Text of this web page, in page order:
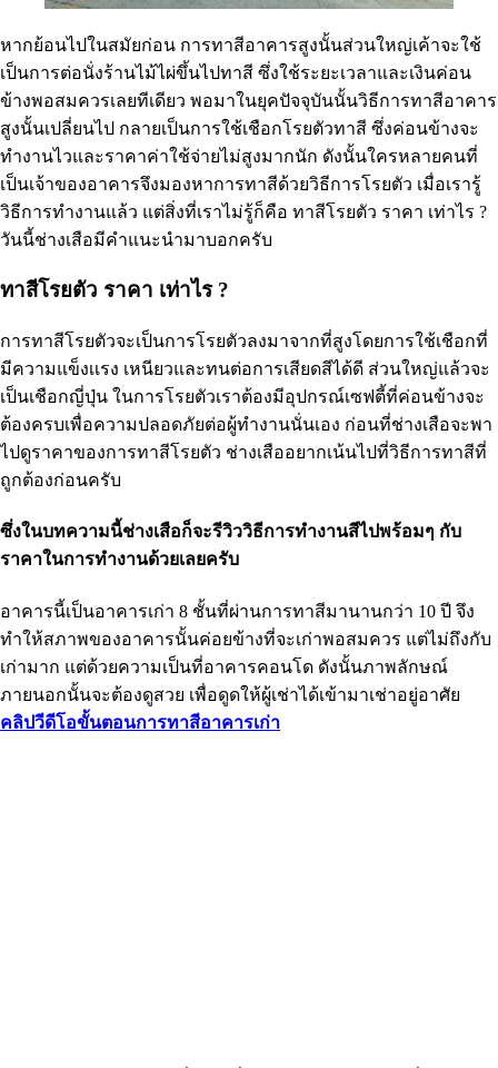
หากย้อนไปในสมัยก่อน การทาสีอาคารสูงนั้นส่วนใหญ่เค้าจะใช้
เป็นการต่อนั่งร้านไม้ไผ่ขึ้นไปทาสี ซึ่งใช้ระยะเวลาและเงินค่อน
ข้างพอสมควรเลยทีเดียว พอมาในยุคปัจจุบันนั้นวิธีการทาสีอาคาร
สูงนั้นเปลี่ยนไป กลายเป็นการใช้เชือกโรยตัวทาสี ซึ่งค่อนข้างจะ
ทำงานไวและราคาค่าใช้จ่ายไม่สูงมากนัก ดังนั้นใครหลายคนที่
เป็นเจ้าของอาคารจึงมองหาการทาสีด้วยวิธีการโรยตัว เมื่อเรารู้
วิธีการทำงานแล้ว แต่สิ่งที่เราไม่รู้ก็คือ ทาสีโรยตัว ราคา เท่าไร ?
วันนี้ช่างเสือมีคำแนะนำมาบอกครับ
ทาสีโรยตัว ราคา เท่าไร ?
การทาสีโรยตัวจะเป็นการโรยตัวลงมาจากที่สูงโดยการใช้เชือกที่
มีความแข็งเเรง เหนียวและทนต่อการเสียดสีได้ดี ส่วนใหญ่แล้วจะ
เป็นเชือกญี่ปุ่น ในการโรยตัวเราต้องมีอุปกรณ์เซฟตี้ที่ค่อนข้างจะ
ต้องครบเพื่อความปลอดภัยต่อผู้ทำงานนั่นเอง ก่อนที่ช่างเสือจะพา
ไปดูราคาของการทาสีโรยตัว ช่างเสืออยากเน้นไปที่วิธีการทาสีที่
ถูกต้องก่อนครับ
ซึ่งในบทความนี้ช่างเสือก็จะรีวิววิธีการทำงานสีไปพร้อมๆ กับ
ราคาในการทำงานด้วยเลยครับ
อาคารนี้เป็นอาคารเก่า 8 ชั้นที่ผ่านการทาสีมานานกว่า 10 ปี จึง
ทำให้สภาพของอาคารนั้นค่อยข้างที่จะเก่าพอสมควร แต่ไม่ถึงกับ
เก่ามาก แต่ด้วยความเป็นที่อาคารคอนโด ดังนั้นภาพลักษณ์
ภายนอกนั้นจะต้องดูสวย เพื่อดูดให้ผู้เช่าได้เข้ามาเช่าอยู่อาศัย
คลิปวีดีโอขั้นตอนการทาสีอาคารเก่า